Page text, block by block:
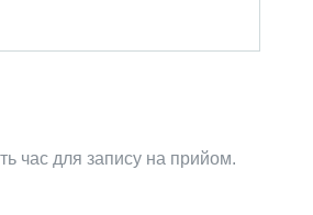
час для запису на прийом.